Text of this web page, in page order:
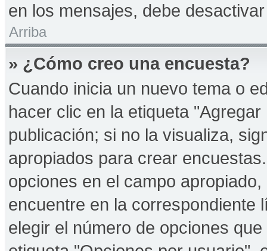
en los mensajes, debe
Arriba
» ¿Cómo creo una encuesta?
Cuando inicia un nuevo tema o
hacer clic en la etiqueta
publicación; si no la visualiza,
apropiados para crear
opciones en el campo
encuentre en la correspondiente
elegir el número de opciones